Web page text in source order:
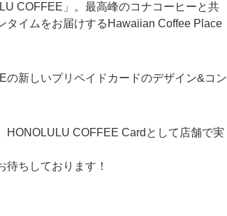
COFFEE」。 最高峰のコナコーヒーと共
タイムをお届けするHawaiian Coffee Place
の新しいプリペイドカードのデザイン&コン
HONOLULU COFFEE Cardとして店舗で実
待ちしております！